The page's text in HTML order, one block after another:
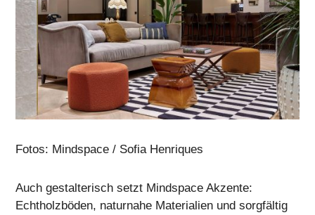
Fotos: Mindspace / Sofia Henriques
Auch gestalterisch setzt Mindspace Akzente:
Echtholzböden, naturnahe Materialien und sorgfältig